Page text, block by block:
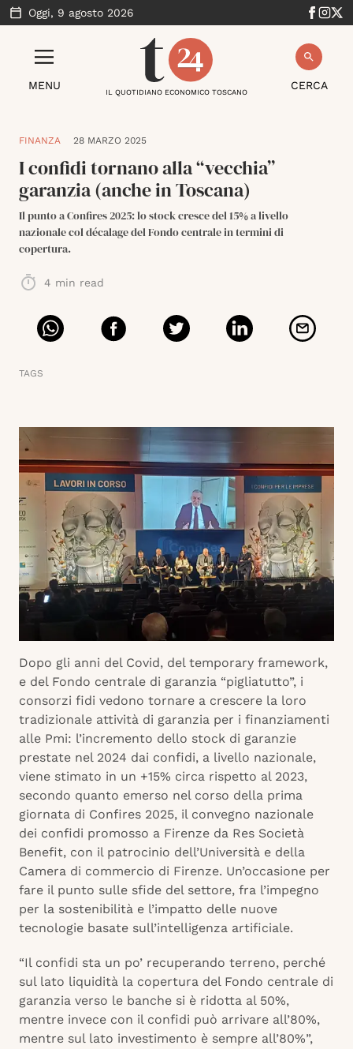
Oggi, 9 agosto 2026
MENU CERCA
IL QUOTIDIANO ECONOMICO TOSCANO
FINANZA 28 MARZO 2025
I confidi tornano alla “vecchia”
garanzia (anche in Toscana)
Il punto a Confires 2025: lo stock cresce del 15% a livello
nazionale col décalage del Fondo centrale in termini di
copertura.
4 min read
TAGS
Dopo gli anni del Covid, del temporary framework,
e del Fondo centrale di garanzia “pigliatutto”, i
consorzi fidi vedono tornare a crescere la loro
tradizionale attività di garanzia per i finanziamenti
alle Pmi: l’incremento dello stock di garanzie
prestate nel 2024 dai confidi, a livello nazionale,
viene stimato in un +15% circa rispetto al 2023,
secondo quanto emerso nel corso della prima
giornata di Confires 2025, il convegno nazionale
dei confidi promosso a Firenze da Res Società
Benefit, con il patrocinio dell’Università e della
Camera di commercio di Firenze. Un’occasione per
fare il punto sulle sfide del settore, fra l’impegno
per la sostenibilità e l’impatto delle nuove
tecnologie basate sull’intelligenza artificiale.
“Il confidi sta un po’ recuperando terreno, perché
sul lato liquidità la copertura del Fondo centrale di
garanzia verso le banche si è ridotta al 50%,
mentre invece con il confidi può arrivare all’80%,
mentre sul lato investimento è sempre all’80%”,